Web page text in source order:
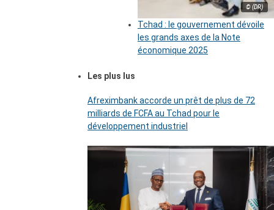
© (DR)
Tchad : le gouvernement dévoile
les grands axes de la Note
économique 2025
Les plus lus
Afreximbank accorde un prêt de plus de 72
milliards de FCFA au Tchad pour le
développement industriel